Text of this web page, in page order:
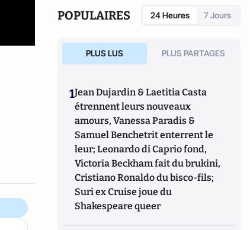
POPULAIRES 24 Heures 7 Jours
PLUS LUS PLUS PARTAGES
1Jean Dujardin & Laetitia Casta
étrennent leurs nouveaux
amours, Vanessa Paradis &
Samuel Benchetrit enterrent le
leur; Leonardo di Caprio fond,
Victoria Beckham fait du brukini,
Cristiano Ronaldo du bisco-fils;
Suri ex Cruise joue du
Shakespeare queer